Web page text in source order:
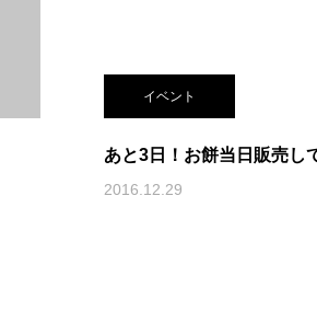
イベント
あと3日！お餅当日販売し
2016.12.29